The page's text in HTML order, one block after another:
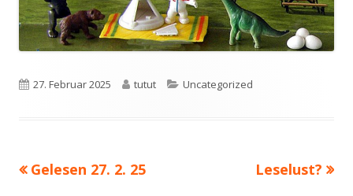
Veröffentlicht
27. Februar 2025 Autor
tutut Kategorien
Uncategorized
Beitragsnavigation
Vorheriger
Gelesen 27. 2. 25
Nächster
Leselust?